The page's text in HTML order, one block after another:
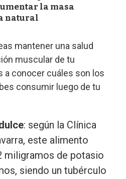
la masa
natural
mantener una salud
muscular de tu
a conocer cuáles son los
consumir luego de tu
: según la Clínica
este alimento
miligramos de potasio
siendo un tubérculo